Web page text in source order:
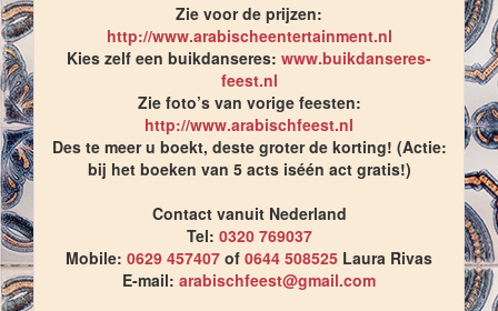
Zie voor de prijzen:
http://www.arabischeentertainment.nl
Kies zelf een buikdanseres: www.buikdanseres-
feest.nl
Zie foto’s van vorige feesten:
http://www.arabischfeest.nl
Des te meer u boekt, deste groter de korting! (Actie:
bij het boeken van 5 acts iséén act gratis!)
Contact vanuit Nederland
Tel: 0320 769037
Mobile: 0629 457407 of 0644 508525 Laura Rivas
E-mail: arabischfeest@gmail.com